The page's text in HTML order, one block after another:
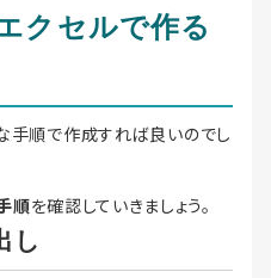
クセルで作る
手順で作成すれば良いのでし
順を確認していきましょう。
し